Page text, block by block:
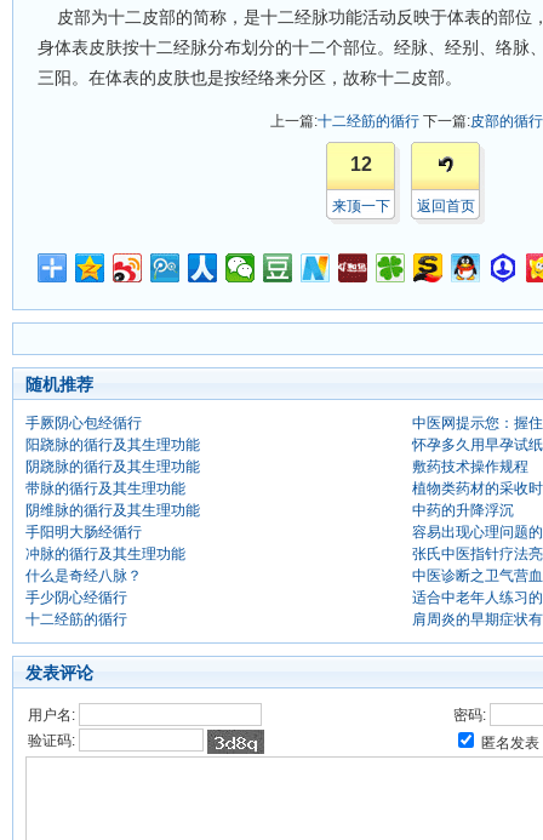
皮部为十二皮部的简称，是十二经脉功能活动反映于体表的部位
身体表皮肤按十二经脉分布划分的十二个部位。经脉、经别、络脉
三阳。在体表的皮肤也是按经络来分区，故称十二皮部。
上一篇:十二经筋的循行 下一篇:皮部的循行
12
来顶一下 返回首页
随机推荐
手厥阴心包经循行
阳跷脉的循行及其生理功能
阴跷脉的循行及其生理功能
带脉的循行及其生理功能
阴维脉的循行及其生理功能
手阳明大肠经循行
冲脉的循行及其生理功能
什么是奇经八脉？
手少阴心经循行
十二经筋的循行
中医网提示您：握
怀孕多久用早孕试
敷药技术操作规程
植物类药材的采收
中药的升降浮沉
容易出现心理问题
张氏中医指针疗法
中医诊断之卫气营
适合中老年人练习
肩周炎的早期症状
发表评论
用户名:
密码:
验证码:
匿名发表